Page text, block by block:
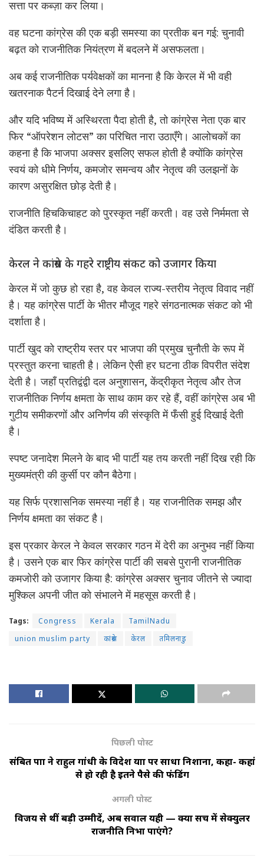
सत्ता पर कब्ज़ा कर लिया।
वह घटना कांग्रेस की एक बड़ी समस्या का प्रतीक बन गई: चुनावी
बढ़त को राजनीतिक नियंत्रण में बदलने में असफलता।
अब कई राजनीतिक पर्यवेक्षकों का मानना है कि केरल में भी वही
खतरनाक पैटर्न दिखाई देने लगा है।
और यदि भविष्य में अस्थिरता पैदा होती है, तो कांग्रेस नेता एक बार
फिर “ऑपरेशन लोटस” का परिचित नारा उठाएँगे। आलोचकों का
कहना है कि भाजपा अक्सर इसलिए सफल होती है क्योंकि कांग्रेस
स्वयं को धीमे निर्णय, कमजोर समन्वय और नेतृत्व की उलझनों के
कारण असुरक्षित छोड़ देती है।
राजनीति हिचकिचाहट को पुरस्कृत नहीं करती। वह उसे निर्ममता से
दंडित करती है।
केरल ने कांग्रेस के गहरे राष्ट्रीय संकट को उजागर किया
केरल में जो कुछ हो रहा है, वह केवल राज्य-स्तरीय नेतृत्व विवाद नहीं
है। यह कांग्रेस पार्टी के भीतर मौजूद गहरे संगठनात्मक संकट को भी
दर्शाता है।
पार्टी खुद को राष्ट्रीय स्तर पर भाजपा की प्रमुख चुनौती के रूप में
प्रस्तुत करना चाहती है। लेकिन ऐसी हर घटना ठीक विपरीत संदेश
देती है। जहाँ प्रतिद्वंद्वी दल अनुशासन, केंद्रीकृत नेतृत्व और तेज
राजनीतिक निर्णय क्षमता के साथ काम कर रहे हैं, वहीं कांग्रेस अब भी
गुटीय समीकरणों और अनिर्णय की संस्कृति में फँसी हुई दिखाई देती
है।
स्पष्ट जनादेश मिलने के बाद भी पार्टी यह तय करती नहीं दिख रही कि
मुख्यमंत्री की कुर्सी पर कौन बैठेगा।
यह सिर्फ प्रशासनिक समस्या नहीं है। यह राजनीतिक समझ और
निर्णय क्षमता का संकट है।
इस प्रकार केरल ने केवल सरकार गठन में देरी का अनुभव नहीं किया
है। उसने एक बार फिर कांग्रेस पार्टी की सबसे पुरानी राजनीतिक
कमजोरी को उजागर किया है: कांग्रेस अक्सर चुनाव जीतने से ज्यादा
मुश्किल अपनी जीत को संभालने में महसूस करती है।
Tags: Congress Kerala
TamilNadu
union muslim party
कांग्रेस केरल तमिलनाडु
पिछली पोस्ट
संबित पात्रा ने राहुल गांधी के विदेश यात्रा पर साधा निशाना, कहा- कहां
से हो रही है इतने पैसे की फंडिंग
अगली पोस्ट
विजय से थीं बड़ी उम्मीदें, अब सवाल यही — क्या सच में सेक्युलर
राजनीति निभा पाएंगे?